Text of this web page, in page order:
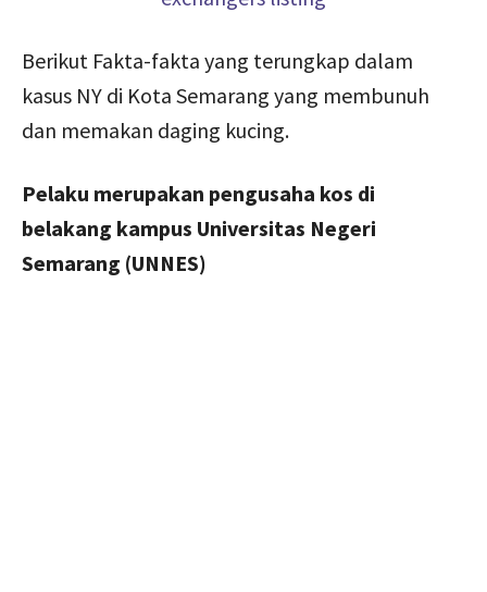
Berikut Fakta-fakta yang terungkap dalam
kasus NY di Kota Semarang yang membunuh
dan memakan daging kucing.
Pelaku merupakan pengusaha kos di
belakang kampus Universitas Negeri
Semarang (UNNES)